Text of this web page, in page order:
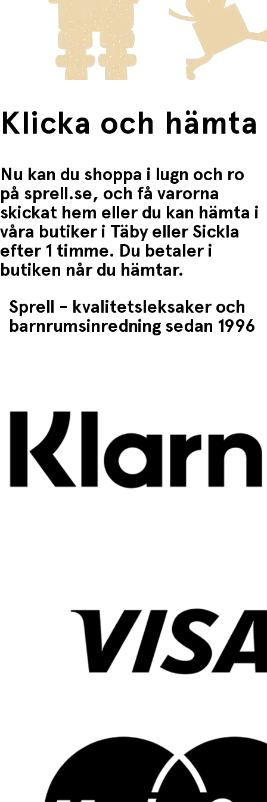
innebär en högre fraktkostnad.
Produkter som omfattas av detta är tydligt märkta, och
frakten för dessa varor visas i kassan.
Fri frakt när du handlar för mer än 1500:-
Klicka och hämta
Nu kan du shoppa i lugn och ro
på sprell.se, och få varorna
skickat hem eller du kan hämta i
våra butiker i Täby eller Sickla
efter 1 timme. Du betaler i
butiken når du hämtar.
Sprell - kvalitetsleksaker och
barnrumsinredning sedan 1996